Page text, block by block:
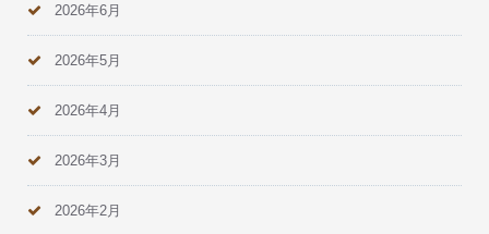
2026年6月
2026年5月
2026年4月
2026年3月
2026年2月